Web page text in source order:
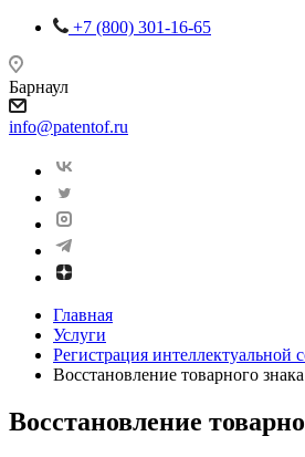
+7 (800) 301-16-65
Барнаул
info@patentof.ru
Главная
Услуги
Регистрация интеллектуальной
Восстановление товарного знака
Восстановление